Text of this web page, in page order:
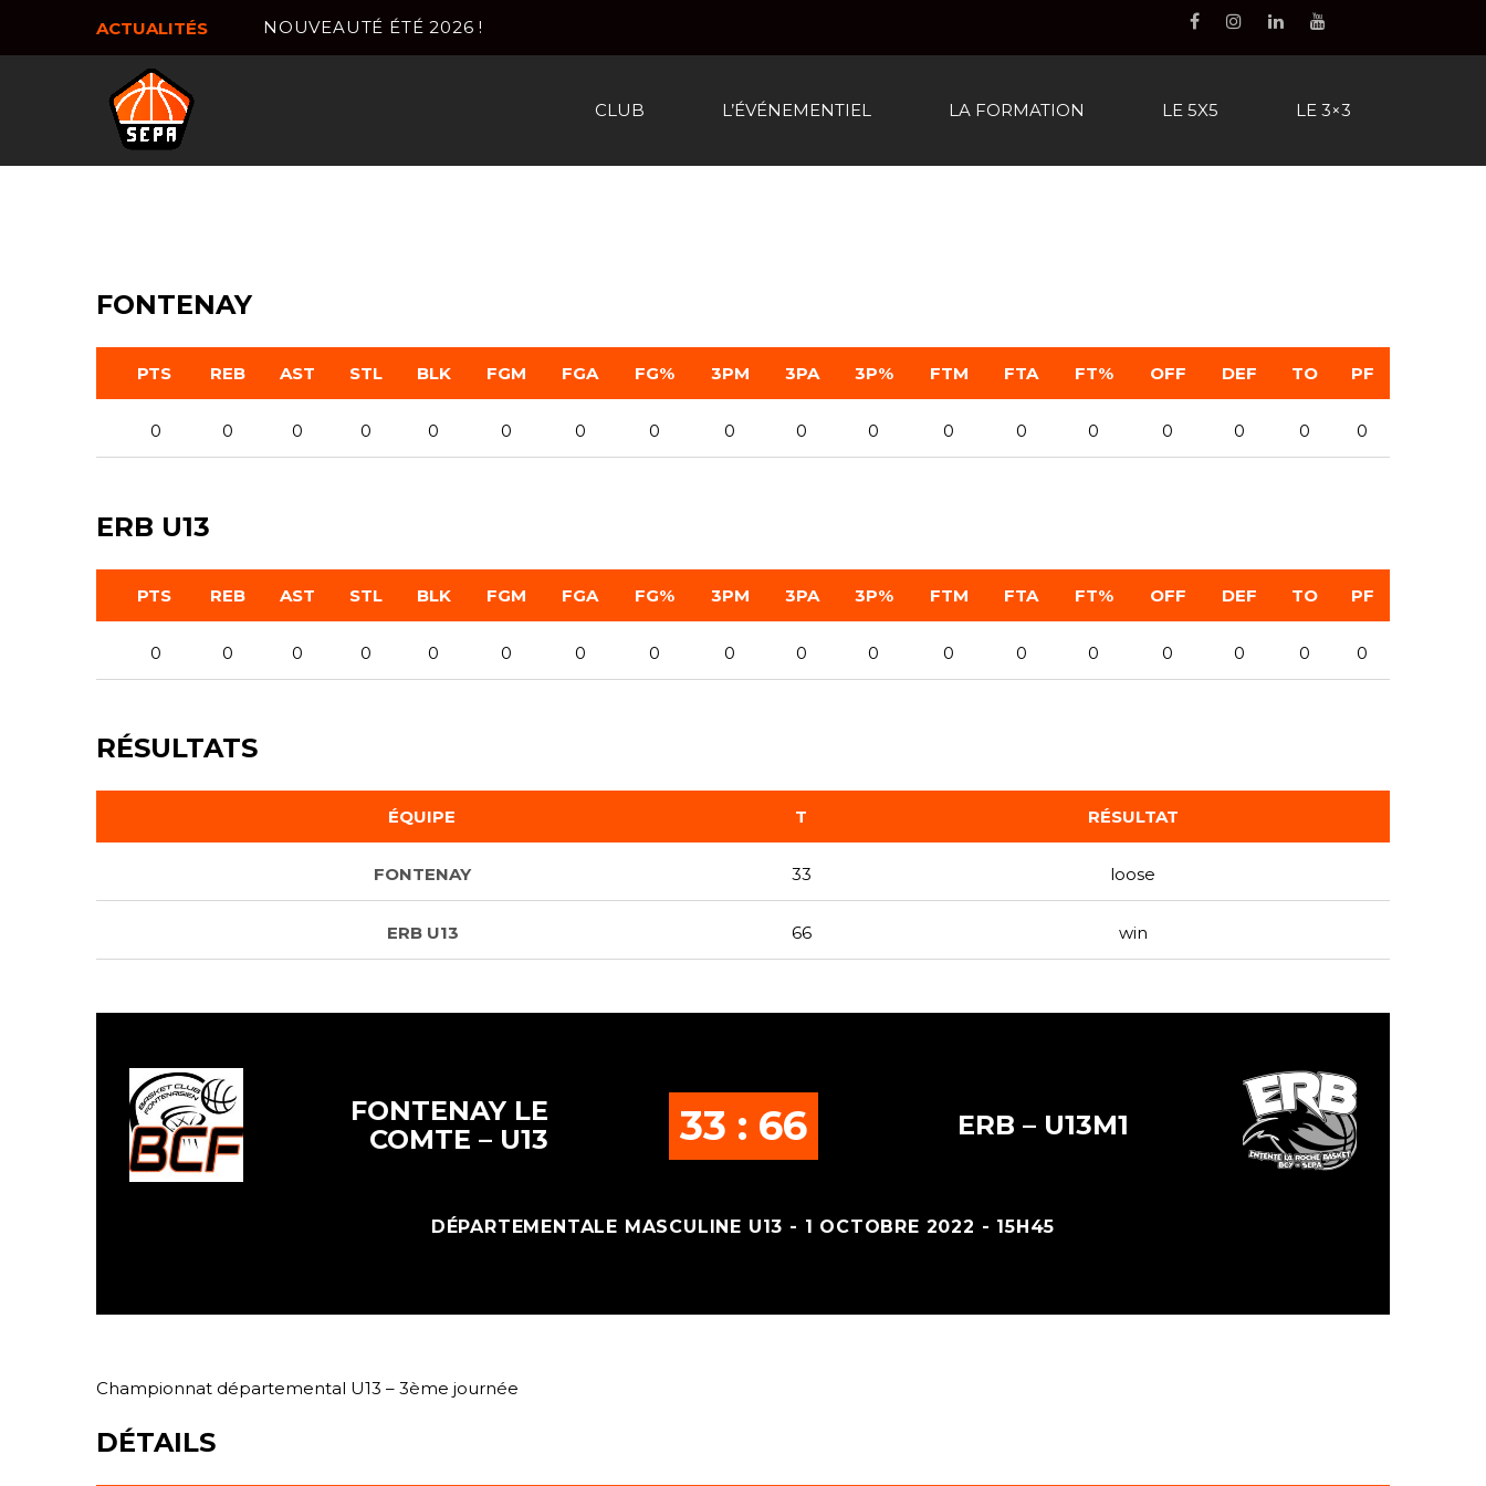
ACTUALITÉS NOUVEAUTÉ ÉTÉ 2026 !
CLUB L’ÉVÉNEMENTIEL LA FORMATION LE 5X5 LE 3×3
FONTENAY
PTS REB AST STL BLK FGM FGA FG% 3PM 3PA 3P% FTM FTA FT% OFF DEF TO PF
0 0 0 0 0 0 0 0 0 0 0 0 0 0 0 0 0 0
ERB U13
PTS REB AST STL BLK FGM FGA FG% 3PM 3PA 3P% FTM FTA FT% OFF DEF TO PF
0 0 0 0 0 0 0 0 0 0 0 0 0 0 0 0 0 0
RÉSULTATS
ÉQUIPE T RÉSULTAT
FONTENAY 33 loose
ERB U13 66 win
FONTENAY LE
COMTE – U13
33 : 66 ERB – U13M1
DÉPARTEMENTALE MASCULINE U13 - 1 OCTOBRE 2022 - 15H45
Championnat départemental U13 – 3ème journée
DÉTAILS